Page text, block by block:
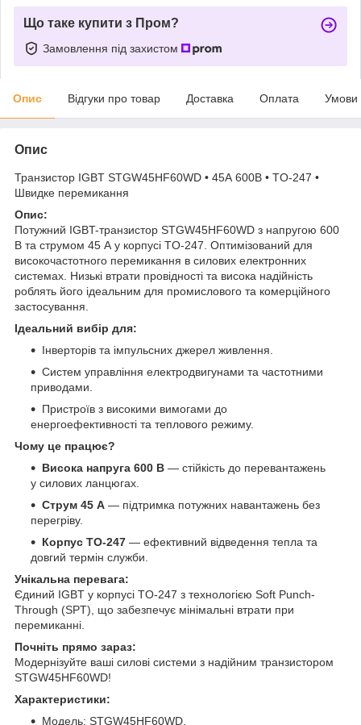
Що таке купити з Пром?
Замовлення під захистом
Опис Відгуки про товар Доставка Оплата Умови
Опис
Транзистор IGBT STGW45HF60WD • 45А 600В • TO-247 •
Швидке перемикання
Опис:
Потужний IGBT-транзистор STGW45HF60WD з напругою 600
В та струмом 45 А у корпусі TO-247. Оптимізований для
високочастотного перемикання в силових електронних
системах. Низькі втрати провідності та висока надійність
роблять його ідеальним для промислового та комерційного
застосування.
Ідеальний вибір для:
Інверторів та імпульсних джерел живлення.
Систем управління електродвигунами та частотними
приводами.
Пристроїв з високими вимогами до
енергоефективності та теплового режиму.
Чому це працює?
Висока напруга 600 В — стійкість до перевантажень
у силових ланцюгах.
Струм 45 А — підтримка потужних навантажень без
перегріву.
Корпус TO-247 — ефективний відведення тепла та
довгий термін служби.
Унікальна перевага:
Єдиний IGBT у корпусі TO-247 з технологією Soft Punch-
Through (SPT), що забезпечує мінімальні втрати при
перемиканні.
Почніть прямо зараз:
Модернізуйте ваші силові системи з надійним транзистором
STGW45HF60WD!
Характеристики:
Модель: STGW45HF60WD.